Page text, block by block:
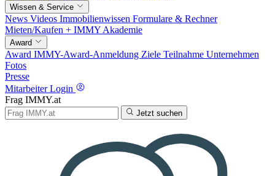
Wissen & Service
News Videos Immobilienwissen Formulare & Rechner
Mieten/Kaufen + IMMY Akademie
Award
Award IMMY-Award-Anmeldung Ziele Teilnahme Unternehmen
Fotos
Presse
Mitarbeiter Login
Frag IMMY.at
Jetzt suchen